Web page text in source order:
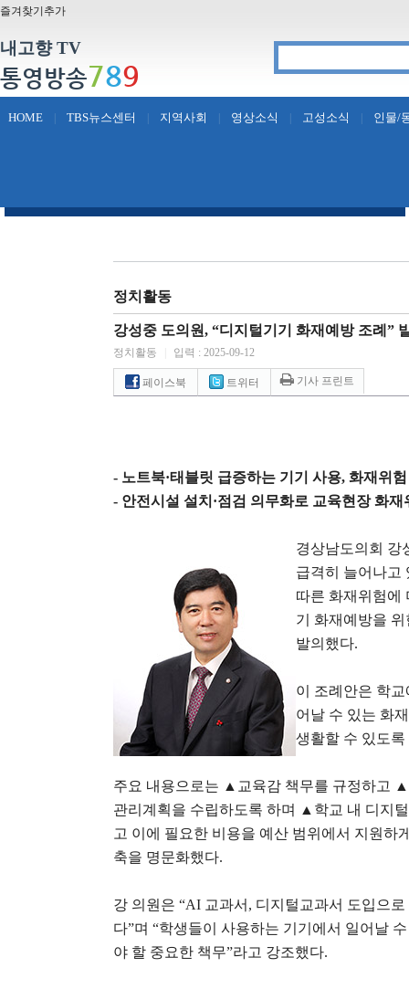
즐겨찾기추가
내고향 TV
통영방송789
HOME TBS뉴스센터 지역사회 영상소식 고성소식 인물/
정치활동
강성중 도의원, “디지털기기 화재예방 조례”
정치활동 입력 : 2025-09-12
페이스북 트위터 기사 프린트
- 노트북·태블릿 급증하는 기기 사용, 화재위
- 안전시설 설치 ·점검 의무화로 교육현장 화재
경상남도의회 강
급격히 늘어나고
따른 화재위험에
기 화재예방을
발의했다.
이 조례안은 학
어날 수 있는 화
생활할 수 있도
주요 내용으로는 ▲ 교육감 책무를 규정하고
관리계획을 수립하도록 하며
▲ 학교 내 디지
고 이에 필요한 비용을 예산 범위에서 지원하
축을 명문화했다.
강 의원은 “AI 교과서 , 디지털교과서 도입으
다”며 “학생들이 사용하는 기기에서 일어날
야 할 중요한 책무”라고 강조했다.